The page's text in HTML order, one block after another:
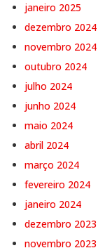
janeiro 2025
dezembro 2024
novembro 2024
outubro 2024
julho 2024
junho 2024
maio 2024
abril 2024
março 2024
fevereiro 2024
janeiro 2024
dezembro 2023
novembro 2023